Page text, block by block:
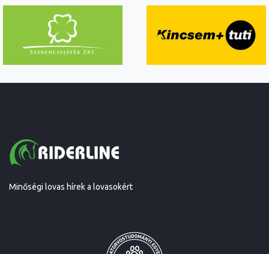
Minőségi lovas hírek a lovasokért